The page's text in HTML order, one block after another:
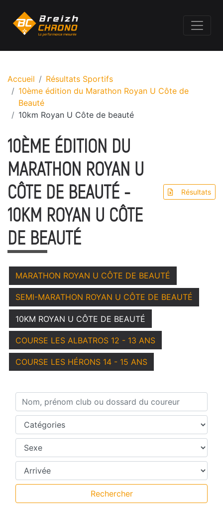
Accueil
Résultats Sportifs
10ème édition du Marathon Royan U Côte de
Beauté
10km Royan U Côte de beauté
10ÈME ÉDITION DU
MARATHON ROYAN U
CÔTE DE BEAUTÉ -
10KM ROYAN U CÔTE
DE BEAUTÉ
Résultats
MARATHON ROYAN U CÔTE DE BEAUTÉ
SEMI-MARATHON ROYAN U CÔTE DE BEAUTÉ
10KM ROYAN U CÔTE DE BEAUTÉ
COURSE LES ALBATROS 12 - 13 ANS
COURSE LES HÉRONS 14 - 15 ANS
Nom, prénom club ou dossard du coureur
Catégories
Sexe
Temps intermédiaires
Rechercher